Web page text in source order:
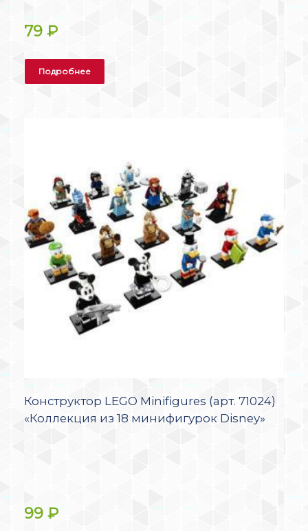
79 ₽
Подробнее
Конструктор LEGO Minifigures (арт. 71024)
«Коллекция из 18 минифигурок Disney»
99 ₽